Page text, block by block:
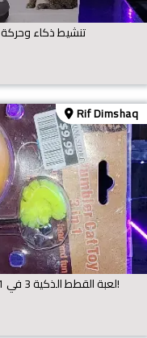
لعبة ذكاء وتسلية ألمانية للقطط (Zoofari) – تنشيط ذكاء وحركة
Rif Dimshaq
لعبة القطط الذكية 3 في 1 – ليزر، ريشة، وموزع طعام في قطعة واحدة!